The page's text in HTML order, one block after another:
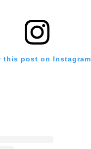
this post on Instagram